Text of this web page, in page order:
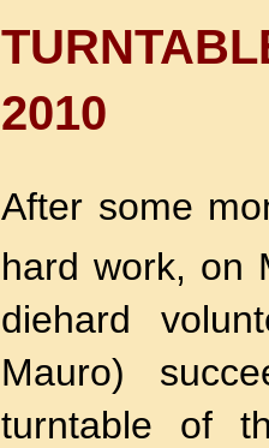
2010
After some
hard work, on
diehard
Mauro)
turntable of